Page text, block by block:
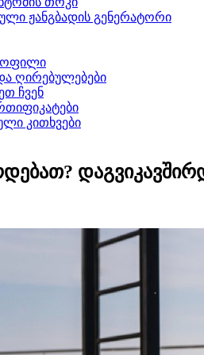
ჟანგბადის გენერატორი
ღირებულებები
ჩვენ
კითხვები